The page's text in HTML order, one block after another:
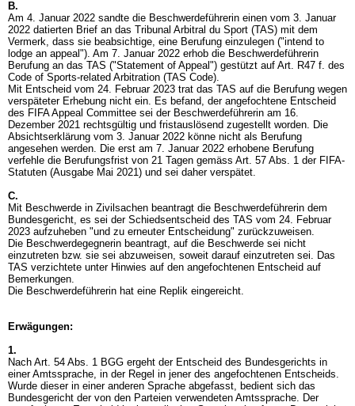
B.
Am 4. Januar 2022 sandte die Beschwerdeführerin einen vom 3. Januar
2022 datierten Brief an das Tribunal Arbitral du Sport (TAS) mit dem
Vermerk, dass sie beabsichtige, eine Berufung einzulegen ("intend to
lodge an appeal"). Am 7. Januar 2022 erhob die Beschwerdeführerin
Berufung an das TAS ("Statement of Appeal") gestützt auf Art. R47 f. des
Code of Sports-related Arbitration (TAS Code).
Mit Entscheid vom 24. Februar 2023 trat das TAS auf die Berufung wegen
verspäteter Erhebung nicht ein. Es befand, der angefochtene Entscheid
des FIFA Appeal Committee sei der Beschwerdeführerin am 16.
Dezember 2021 rechtsgültig und fristauslösend zugestellt worden. Die
Absichtserklärung vom 3. Januar 2022 könne nicht als Berufung
angesehen werden. Die erst am 7. Januar 2022 erhobene Berufung
verfehle die Berufungsfrist von 21 Tagen gemäss Art. 57 Abs. 1 der FIFA-
Statuten (Ausgabe Mai 2021) und sei daher verspätet.
C.
Mit Beschwerde in Zivilsachen beantragt die Beschwerdeführerin dem
Bundesgericht, es sei der Schiedsentscheid des TAS vom 24. Februar
2023 aufzuheben "und zu erneuter Entscheidung" zurückzuweisen.
Die Beschwerdegegnerin beantragt, auf die Beschwerde sei nicht
einzutreten bzw. sie sei abzuweisen, soweit darauf einzutreten sei. Das
TAS verzichtete unter Hinwies auf den angefochtenen Entscheid auf
Bemerkungen.
Die Beschwerdeführerin hat eine Replik eingereicht.
Erwägungen:
1.
Nach Art. 54 Abs. 1 BGG ergeht der Entscheid des Bundesgerichts in
einer Amtssprache, in der Regel in jener des angefochtenen Entscheids.
Wurde dieser in einer anderen Sprache abgefasst, bedient sich das
Bundesgericht der von den Parteien verwendeten Amtssprache. Der